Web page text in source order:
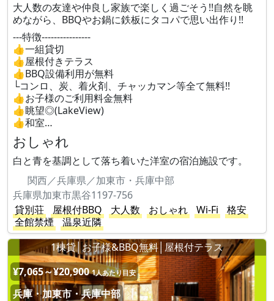
大人数の友達や仲良し家族で楽しく過ごそう!!自然を眺
めながら、BBQやお鍋に鉄板にタコパで思い出作り!!
---特徴----------------
👍一組貸切
👍屋根付きテラス
👍BBQ設備利用が無料
└コンロ、炭、着火剤、チャッカマン等全て無料!!
👍お子様のご利用料金無料
👍眺望◎(LakeView)
👍和室…
おしゃれ
白と青を基調として落ち着いた洋室の宿泊施設です。
関西／兵庫県／加東市・兵庫中部
兵庫県加東市黒谷1197-756
貸別荘
屋根付BBQ 大人数 おしゃれ Wi-Fi
格安
全館禁煙
温泉近隣
1棟貸│お子様&BBQ無料│屋根付テラス
¥7,065～¥20,900 1人あたり目安
兵庫・加東市・兵庫中部